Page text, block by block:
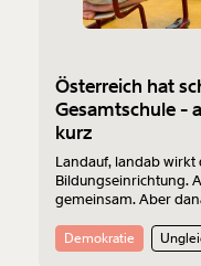
Österreich hat
Gesamtschule -
kurz
Landauf, landab wirkt
Bildungseinrichtung.
gemeinsam. Aber
Ungerechtigkeit und
widerspricht der
Demokratie